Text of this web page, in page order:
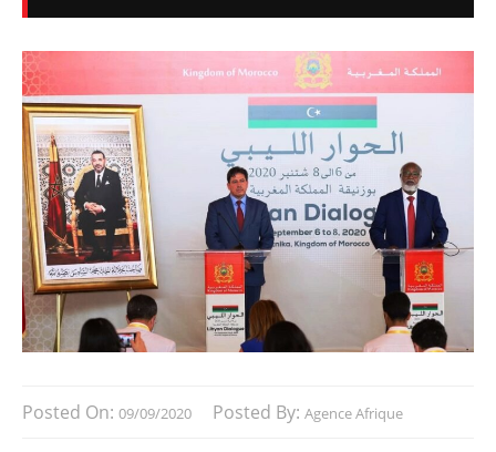
Posted On: 09/09/2020 Posted By: Agence Afrique